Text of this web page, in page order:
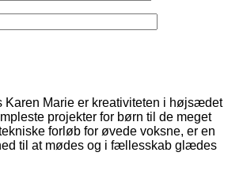
Karen Marie er kreativiteten i højsædet
projekter for børn til de meget
forløb for øvede voksne, er en
til at mødes og i fællesskab glædes